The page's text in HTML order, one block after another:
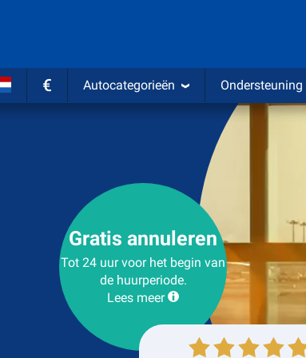
€ Autocategorieën Ondersteuning
Verhuurlocatie
Plaats voor teruggave
Inleveren
Gratis annuleren
Tot 24 uur voor het begin van
de huurperiode.
Lees meer